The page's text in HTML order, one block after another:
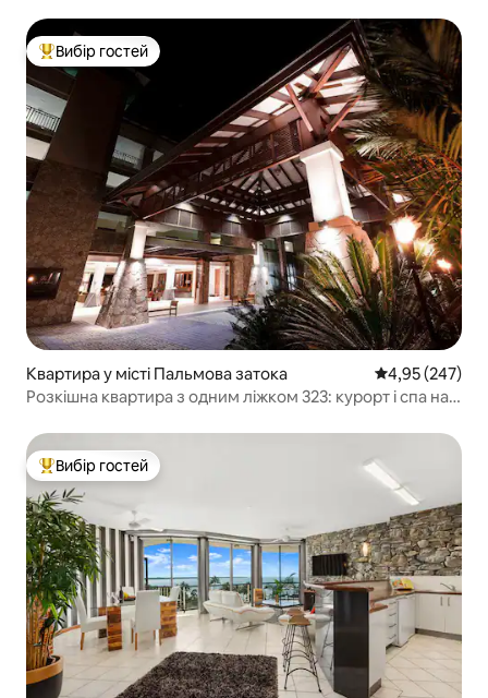
Топ вибір гостей
Вибір гостей
Квартира у місті Пальмова затока Середня
4,95 (247)
Розкішна квартира з одним ліжком 323: курорт і спа на
Топ вибір гостей
Вибір гостей